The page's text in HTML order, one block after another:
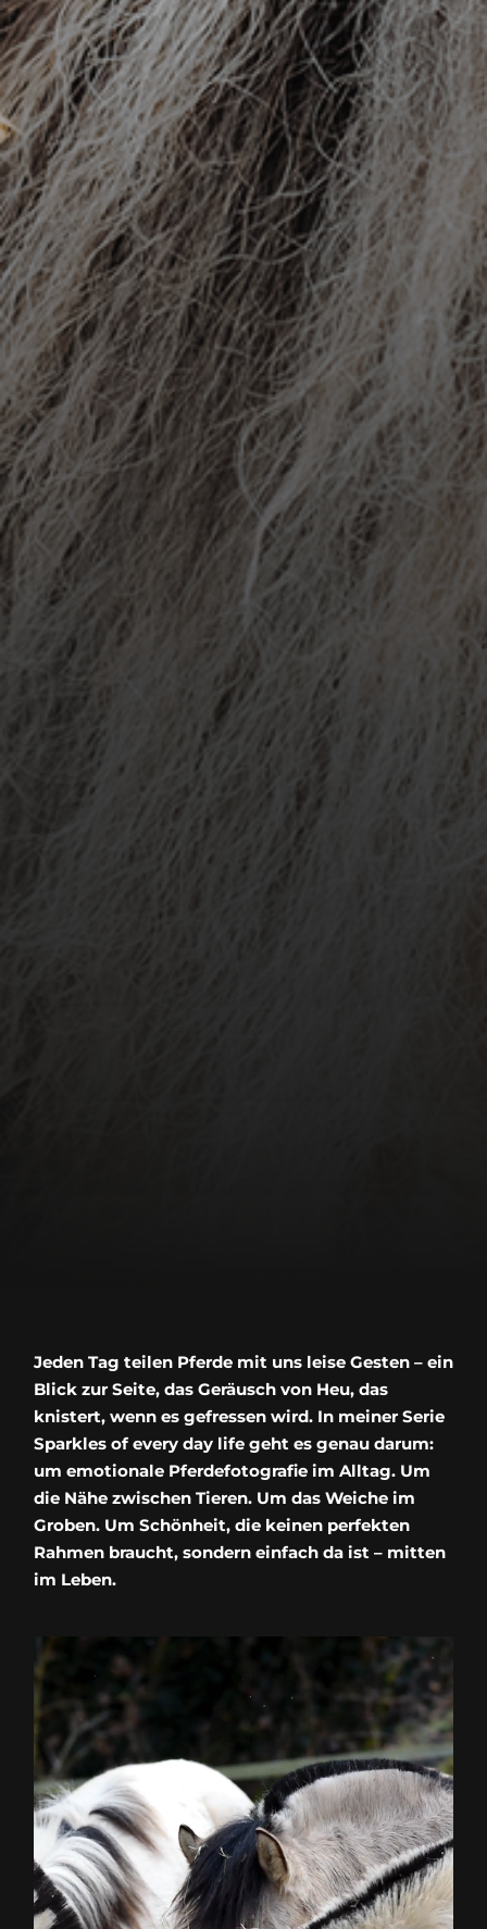
Jeden Tag teilen Pferde mit uns leise Gesten – ein
Blick zur Seite, das Geräusch von Heu, das
knistert, wenn es gefressen wird. In meiner Serie
Sparkles of every day life geht es genau darum:
um emotionale Pferdefotografie im Alltag. Um
die Nähe zwischen Tieren. Um das Weiche im
Groben. Um Schönheit, die keinen perfekten
Rahmen braucht, sondern einfach da ist – mitten
im Leben.